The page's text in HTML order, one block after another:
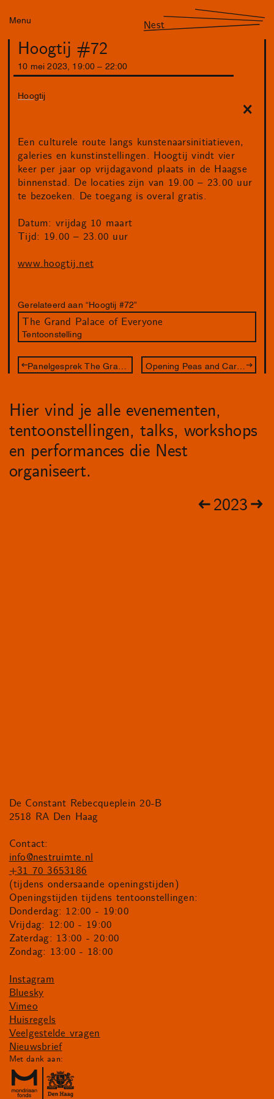
Menu Nest
Hoogtij #72
10 mei 2023 19:00 22 :00
Hoogtij
Een culturele route langs kunstenaarsinitiatieven,
galeries en kunstinstellingen. Hoogtij vindt vier
keer per jaar op vrijdagavond plaats in de Haagse
binnenstad. De locaties zijn van 19.00 – 23.00 uur
te bezoeken. De toegang is overal gratis.
Datum: vrijdag 10 maart
Tijd: 19.00 – 23.00 uur
www.hoogtij.net
Gerelateerd aan “Hoogtij #72”
The Grand Palace of Everyone
Tentoonstelling
Opening Peas and Carrots
Hier vind je alle evenementen,
tentoonstellingen, talks, workshops
en performances die Nest
organiseert.
2023
De Constant Rebecqueplein 20-B
2518 RA Den Haag
Contact:
info@nestruimte.nl
+31 70 3653186
(tijdens ondersaande openingstijden)
Openingstijden tijdens tentoonstellingen:
Donderdag: 12:00 - 19:00
Vrijdag: 12:00 - 19:00
Zaterdag: 13:00 - 20:00
Zondag: 13:00 - 18:00
Instagram
Bluesky
Vimeo
Huisregels
Veelgestelde vragen
Nieuwsbrief
Met dank aan: